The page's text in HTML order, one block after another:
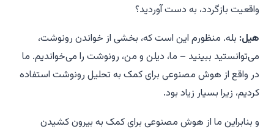
واقعیت بازگردد، به دست آوردید؟
هیل: بله. منظورم این است که، بخشی از خواندن رونوشت،
می‌توانستید ببینید – ما، دیلن و من، رونوشت را می‌خواندیم. ما
در واقع از هوش مصنوعی برای کمک به تحلیل رونوشت استفاده
کردیم، زیرا بسیار زیاد بود.
و بنابراین ما از هوش مصنوعی برای کمک به بیرون کشیدن